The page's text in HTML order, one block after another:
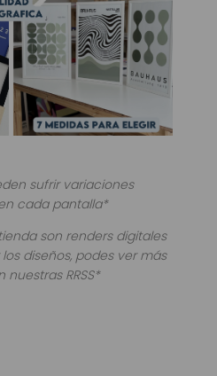
sufrir variaciones
cada pantalla*
son renders digitales
diseños, podes ver más
RRSS*